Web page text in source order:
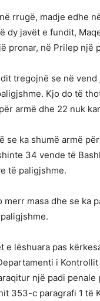
rrugë, madje edhe
dy javët e fundit,
pronar, në Prilep një
tregojnë se në
Kjo do të
armë dhe 22 nuk
se ka shumë armë
34 vende të
të paligjshme.
merr masa dhe se ka
e lëshuara pas
i
një padi
353-c paragrafi 1 të